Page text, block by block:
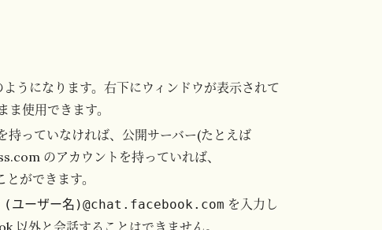
うになります。右下にウィンドウが表示されて
使用できます。
持っていなければ、公開サーバー(たとえば
のアカウントを持っていれば、
ができます。
(ユーザー名)@chat.facebook.com を入力し
以外と会話することはできません。